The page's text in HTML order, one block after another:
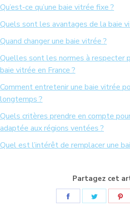
Qu’est-ce qu’une baie vitrée fixe ?
Quels sont les avantages de la baie
Quand changer une baie vitrée ?
Quelles sont les normes à respecter
baie vitrée en France ?
Comment entretenir une baie vitrée
longtemps ?
Quels critères prendre en compte
adaptée aux régions ventées ?
Quel est l’intérêt de remplacer une
Partagez cet
Partager Partager